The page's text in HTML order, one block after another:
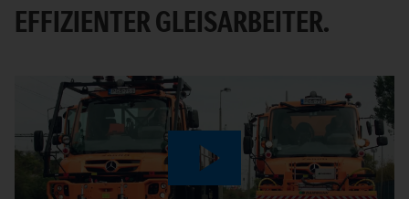
EFFIZIENTER GLEISARBEITER.
Play